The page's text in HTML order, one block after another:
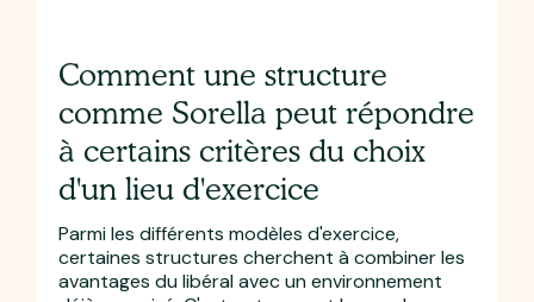
Comment une structure
comme Sorella peut répondre
à certains critères du choix
d'un lieu d'exercice
Parmi les différents modèles d'exercice,
certaines structures cherchent à combiner les
avantages du libéral avec un environnement